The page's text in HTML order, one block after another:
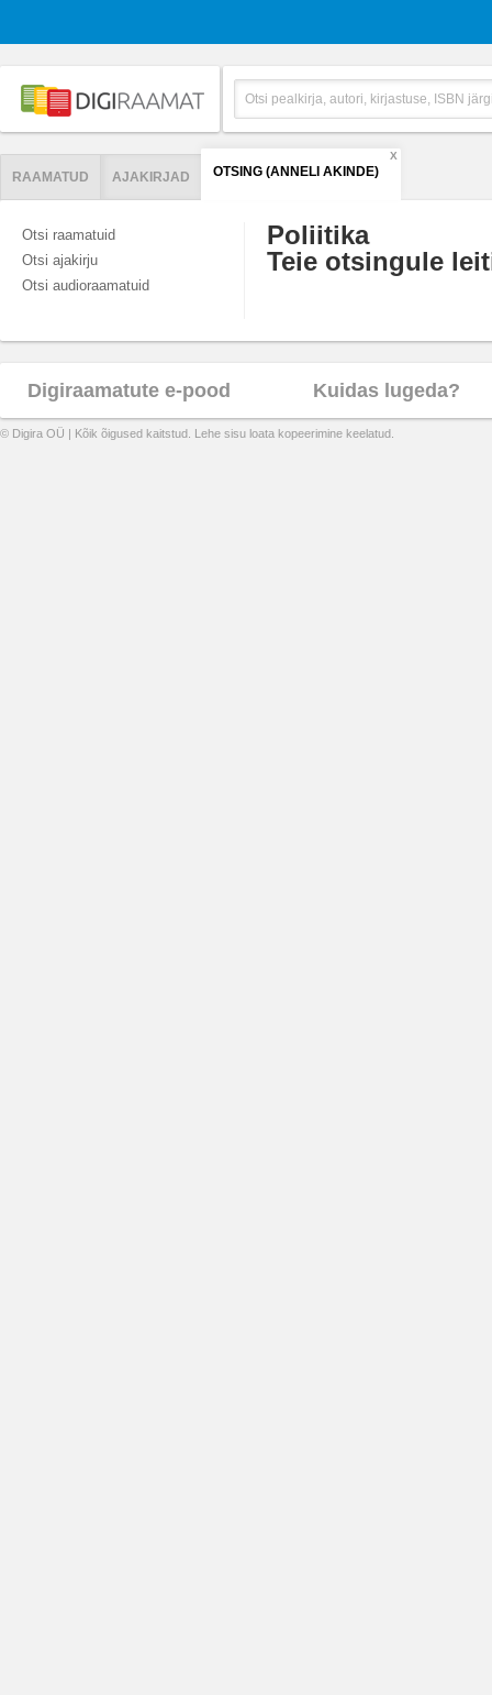
RAAMATUD AJAKIRJAD OTSING (ANNELI AKINDE)
X
Otsi raamatuid
Otsi ajakirju
Otsi audioraamatuid
Poliitika
Teie otsingule
Digiraamatute e-pood Kuidas lugeda?
© Digira OÜ | Kõik õigused kaitstud. Lehe sisu loata kopeerimine keelatud.